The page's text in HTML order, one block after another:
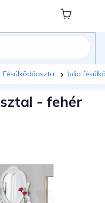
Kosár
Fésülködőasztal Julia
- fehér